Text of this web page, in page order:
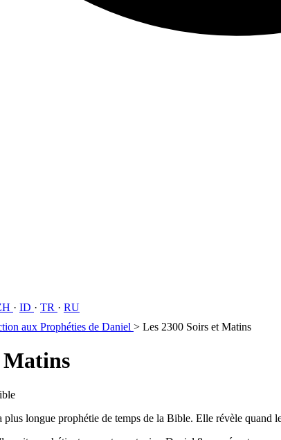
· ID · TR · RU
aux Prophéties de Daniel > Les 2300 Soirs et Matins
Matins
longue prophétie de temps de la Bible. Elle révèle quand